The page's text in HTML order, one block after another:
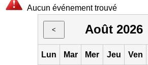
Aucun événement trouvé
< Août 2026
Lun Mar Mer Jeu Ven